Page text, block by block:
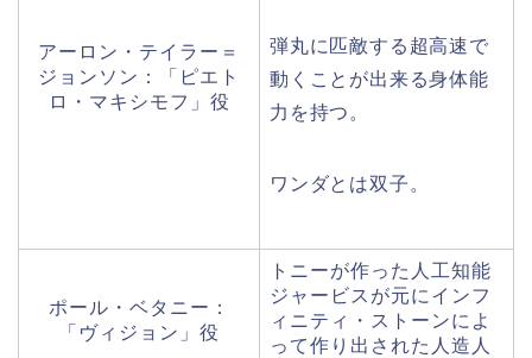
アーロン・テイラー＝
ジョンソン：「ピエト
ロ・マキシモフ」役
弾丸に匹敵する超高速で
動くことが出来る身体能
力を持つ。
ワンダとは双子。
ポール・ベタニー：
「ヴィジョン」役
トニーが作った人工知能
ジャービスが元にインフ
ィニティ・ストーンによ
って作り出された人造人